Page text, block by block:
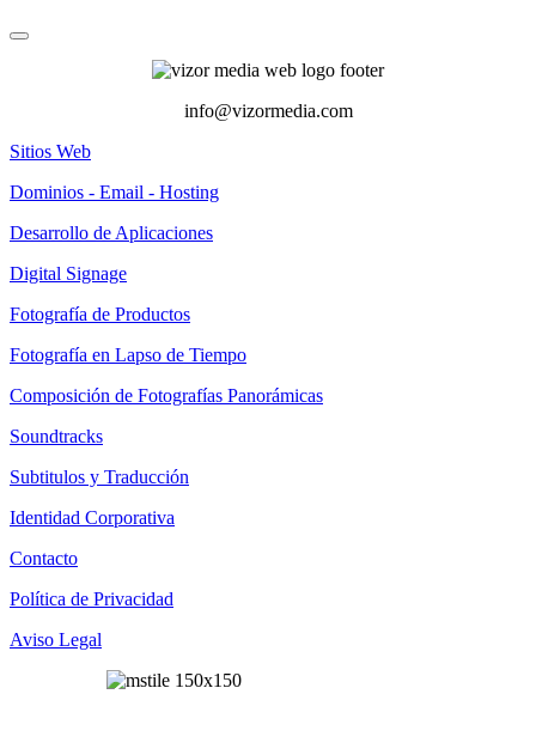
info@vizormedia.com
Sitios Web
Dominios - Email - Hosting
Desarrollo de Aplicaciones
Digital Signage
Fotografía de Productos
Fotografía en Lapso de Tiempo
Composición de Fotografías Panorámicas
Soundtracks
Subtitulos y Traducción
Identidad Corporativa
Contacto
Política de Privacidad
Aviso Legal